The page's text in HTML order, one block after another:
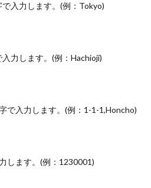
入力します。(例：Tokyo)
力します。(例：Hachioji)
で入力します。(例：1-1-1,Honcho)
します。(例：1230001)